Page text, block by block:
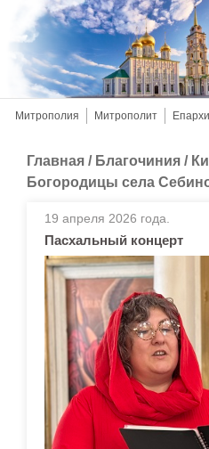
Митрополия Митрополит
Главная / Благочиния /
Богородицы села
19 апреля 2026 года.
Пасхальный концерт